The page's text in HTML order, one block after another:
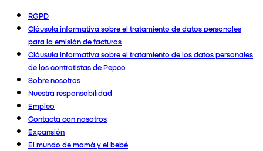
RGPD
Cláusula informativa sobre el tratamiento de datos personales
para la emisión de facturas
Cláusula informativa sobre el tratamiento de los datos personales
de los contratistas de Pepco
Sobre nosotros
Nuestra responsabilidad
Empleo
Contacta con nosotros
Expansión
El mundo de mamá y el bebé